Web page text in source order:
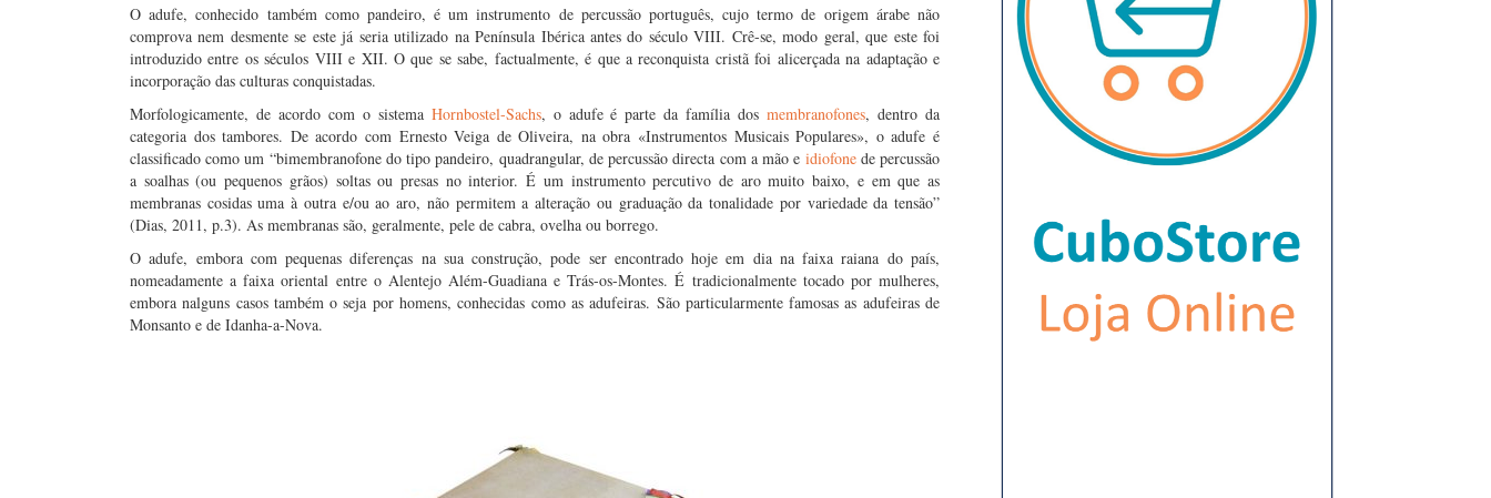
O adufe, conhecido também como pandeiro, é um instrumento de percussão português, cujo termo de origem árabe não
comprova nem desmente se este já seria utilizado na Península Ibérica antes do século VIII. Crê-se, modo geral, que este foi
introduzido entre os séculos VIII e XII. O que se sabe, factualmente, é que a reconquista cristã foi alicerçada na adaptação e
incorporação das culturas conquistadas.
Morfologicamente, de acordo com o sistema Hornbostel-Sachs, o adufe é parte da família dosmembranofones, dentro da
categoria dos tambores. De acordo com Ernesto Veiga de Oliveira, na obra «Instrumentos Musicais Populares», o adufe é
classificado como um “bimembranofone do tipo pandeiro, quadrangular, de percussão directa com a mão e idiofonede percussão
a soalhas (ou pequenos grãos) soltas ou presas no interior. É um instrumento percutivo de aro muito baixo, e em que as
membranas cosidas uma à outra e/ou ao aro, não permitem a alteração ou graduação da tonalidade por variedade da tensão”
(Dias, 2011, p.3). As membranas são, geralmente, pele de cabra, ovelha ou borrego.
O adufe, embora com pequenas diferenças na sua construção, pode ser encontrado hoje em dia na faixa raiana do país,
nomeadamente a faixa oriental entre o Alentejo Além-Guadiana e Trás-os-Montes. É tradicionalmente tocado por mulheres,
embora nalguns casos também o seja por homens, conhecidas como as adufeiras. São particularmente famosas as adufeiras de
Monsanto e de Idanha-a-Nova.